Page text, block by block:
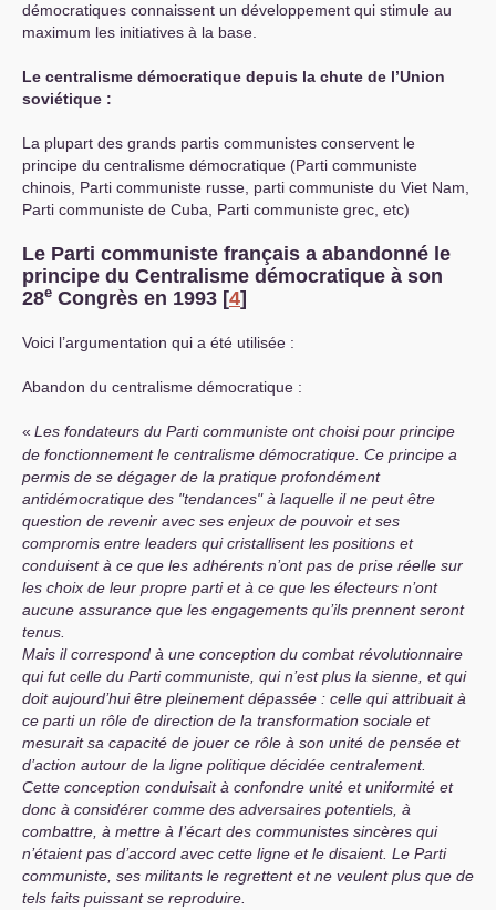
démocratiques connaissent un développement qui stimule au
maximum les initiatives à la base.
Le centralisme démocratique depuis la chute de l’Union
soviétique :
La plupart des grands partis communistes conservent le
principe du centralisme démocratique (Parti communiste
chinois, Parti communiste russe, parti communiste du Viet Nam,
Parti communiste de Cuba, Parti communiste grec, etc)
Le Parti communiste français a abandonné le
principe du Centralisme démocratique à son
28e Congrès en 1993 [4]
Voici l’argumentation qui a été utilisée :
Abandon du centralisme démocratique :
« Les fondateurs du Parti communiste ont choisi pour principe
de fonctionnement le centralisme démocratique. Ce principe a
permis de se dégager de la pratique profondément
antidémocratique des "tendances" à laquelle il ne peut être
question de revenir avec ses enjeux de pouvoir et ses
compromis entre leaders qui cristallisent les positions et
conduisent à ce que les adhérents n’ont pas de prise réelle sur
les choix de leur propre parti et à ce que les électeurs n’ont
aucune assurance que les engagements qu’ils prennent seront
tenus.
Mais il correspond à une conception du combat révolutionnaire
qui fut celle du Parti communiste, qui n’est plus la sienne, et qui
doit aujourd’hui être pleinement dépassée : celle qui attribuait à
ce parti un rôle de direction de la transformation sociale et
mesurait sa capacité de jouer ce rôle à son unité de pensée et
d’action autour de la ligne politique décidée centralement.
Cette conception conduisait à confondre unité et uniformité et
donc à considérer comme des adversaires potentiels, à
combattre, à mettre à I’écart des communistes sincères qui
n’étaient pas d’accord avec cette ligne et le disaient. Le Parti
communiste, ses militants le regrettent et ne veulent plus que de
tels faits puissant se reproduire.